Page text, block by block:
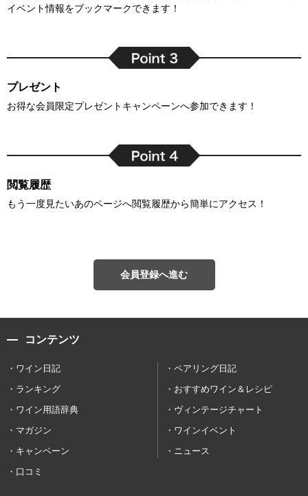
イベント情報をブックマークできます！
プレゼント
お得な会員限定プレゼントキャンペーンへ参加できます！
閲覧履歴
もう一度見たいあのページへ閲覧履歴から簡単にアクセス！
会員登録へ進む
コンテンツ
ワイン日記
ペアリング日記
ランキング
おすすめワイン＆レシピ
ワイン用語辞典
ヴィンテージチャート
マガジン
ワインイベント
キャンペーン
ニュース
口コミ